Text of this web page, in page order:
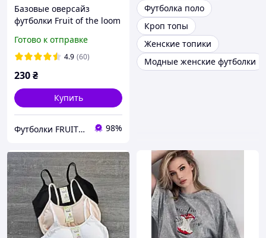
Базовые оверсайз
футболки Fruit of the loom
100% хлопок унисекс
Готово к отправке
4.9 (60)
230₴
Купить
Футболки FRUIT 👕 98%
Футболка поло
Кроп топы
Женские топики
Модные женские футболки